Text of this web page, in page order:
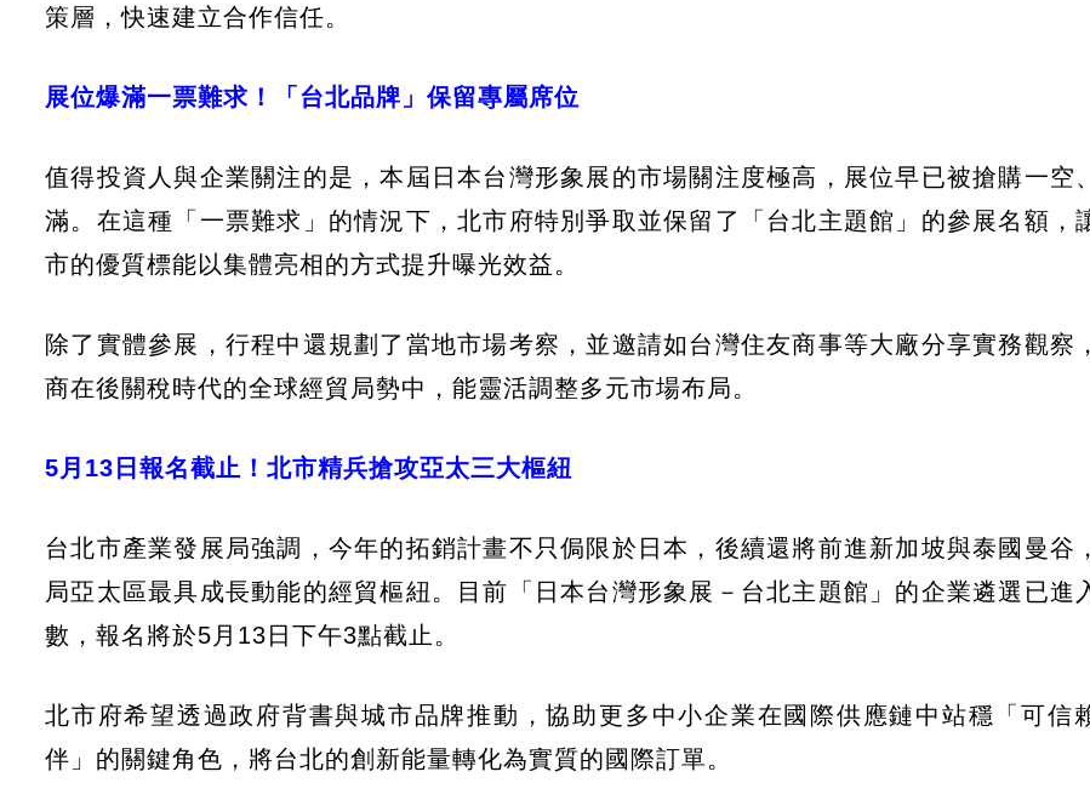
策層，快速建立合作信任。
展位爆滿一票難求！「台北品牌」保留專屬席位
值得投資人與企業關注的是，本屆日本台灣形象展的市場關注度極高，展位早已被搶購一空
滿。在這種「一票難求」的情況下，北市府特別爭取並保留了「台北主題館」的參展名額，
市的優質標能以集體亮相的方式提升曝光效益。
除了實體參展，行程中還規劃了當地市場考察，並邀請如台灣住友商事等大廠分享實務觀察
商在後關稅時代的全球經貿局勢中，能靈活調整多元市場布局。
5月13日報名截止！北市精兵搶攻亞太三大樞紐
台北市產業發展局強調，今年的拓銷計畫不只侷限於日本，後續還將前進新加坡與泰國曼谷
局亞太區最具成長動能的經貿樞紐。目前「日本台灣形象展－台北主題館」的企業遴選已進
數，報名將於5月13日下午3點截止。
北市府希望透過政府背書與城市品牌推動，協助更多中小企業在國際供應鏈中站穩「可信
伴」的關鍵角色，將台北的創新能量轉化為實質的國際訂單。